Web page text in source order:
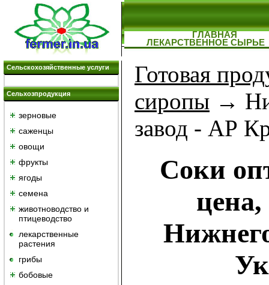
ГЛАВНАЯ
ЛЕКАРСТВЕННОЕ СЫРЬЕ
Сельскохозяйственные услуги
Сельхозпродукция
зерновые
саженцы
овощи
фрукты
ягоды
семена
животноводство и
птицеводство
лекарственные
растения
грибы
бобовые
Готовая
сиропы →
завод - АР
Соки